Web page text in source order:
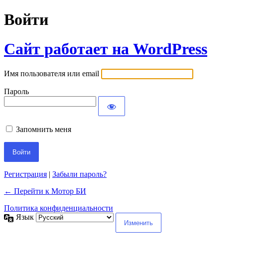
Войти
Сайт работает на WordPress
Имя пользователя или email
Пароль
Запомнить меня
Регистрация | Забыли пароль?
← Перейти к Мотор БИ
Политика конфиденциальности
Язык